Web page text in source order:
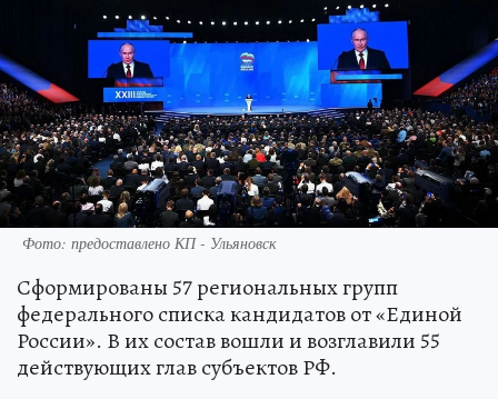
Фото: предоставлено КП - Ульяновск
Сформированы 57 региональных групп
федерального списка кандидатов от «Единой
России». В их состав вошли и возглавили 55
действующих глав субъектов РФ.